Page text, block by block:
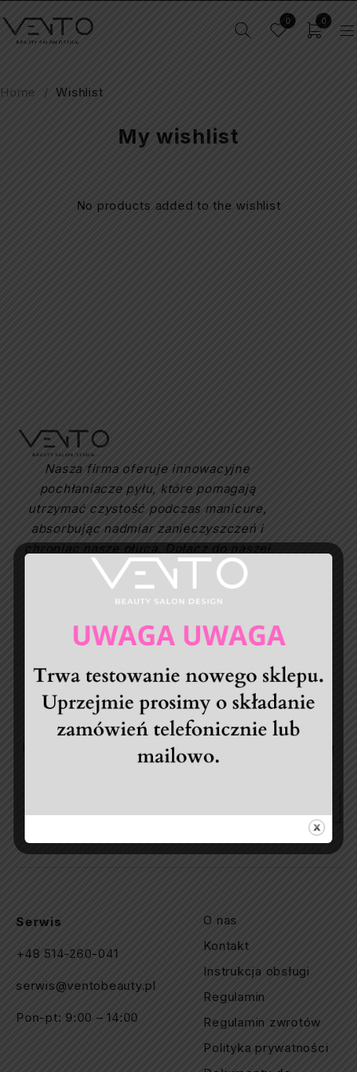
0 0
Home / Wishlist
My wishlist
No products added to the wishlist
Nasza firma oferuje innowacyjne
pochłaniacze pyłu, które pomagają
utrzymać czystość podczas manicure,
absorbując nadmiar zanieczyszczeń i
chroniąc nasze płuca. Dołącz do naszej
społeczności klientów ceniących
precyzję i komfort w pielęgnacji
paznokci!
~Daniel Fasiński, Właściciel
Nasz newsletter
Korzystaj z dedykowanych zniżek pojawiających się
jedynie w specjalnych wiadomościach.
O nas
Kontakt
Instrukcja obsługi
Regulamin
Regulamin zwrotów
Polityka prywatności
Serwis
+48 514-260-041
serwis@ventobeauty.pl
Pon-pt: 9:00 – 14:00